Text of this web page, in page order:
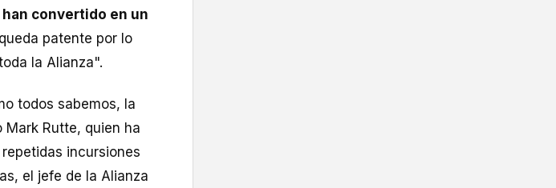
convertido en un
patente por lo
la Alianza".
todos sabemos, la
Rutte, quien ha
incursiones
el jefe de la Alianza